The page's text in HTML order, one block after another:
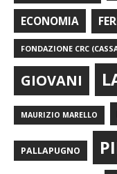
ECONOMIA
FONDAZIONE CRC
GIOVANI
MAURIZIO MARELLO
PALLAPUGNO